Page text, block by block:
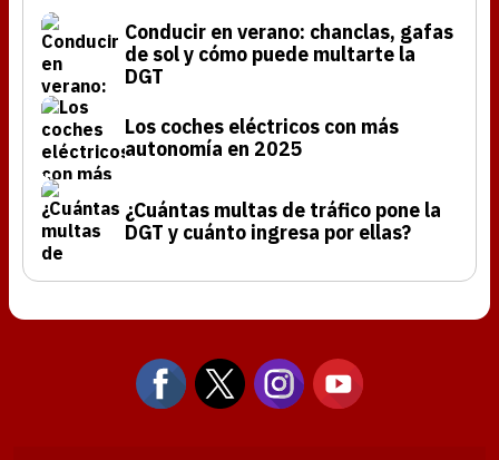
Conducir en verano: chanclas, gafas
de sol y cómo puede multarte la
DGT
Los coches eléctricos con más
autonomía en 2025
¿Cuántas multas de tráfico pone la
DGT y cuánto ingresa por ellas?